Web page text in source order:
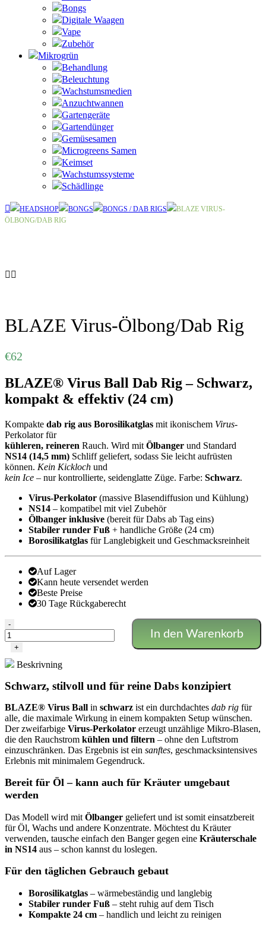
Bongs
Digitale Waagen
Vape
Zubehör
Mikrogrün
Behandlung
Beleuchtung
Wachstumsmedien
Anzuchtwannen
Gartengeräte
Gartendünger
Gemüsesamen
Microgreens Samen
Keimset
Wachstumssysteme
Schädlinge
HEADSHOP BONGS BONGS / DAB RIGS
BLAZE VIRUS-
ÖLBONG/DAB RIG
BLAZE Virus-Ölbong/Dab Rig
€62
BLAZE® Virus Ball Dab Rig – Schwarz,
kompakt & effektiv (24 cm)
Kompakte dab rig aus Borosilikatglas mit ikonischem Virus-
Perkolator für
kühleren, reineren Rauch. Wird mit Ölbanger und Standard
NS14 (14,5 mm) Schliff geliefert, sodass Sie leicht aufrüsten
können. Kein Kickloch und
kein Ice – nur kontrollierte, seidenglatte Züge. Farbe: Schwarz.
Virus-Perkolator (massive Blasendiffusion und Kühlung)
NS14 – kompatibel mit viel Zubehör
Ölbanger inklusive (bereit für Dabs ab Tag eins)
Stabiler runder Fuß + handliche Größe (24 cm)
Borosilikatglas für Langlebigkeit und Geschmacksreinheit
Auf Lager
Kann heute versendet werden
Beste Preise
30 Tage Rückgaberecht
BLAZE
Virus-
Ölbong/Dab
Menge
-
+
In den Warenkorb
Beskrivning
Schwarz, stilvoll und für reine Dabs konzipiert
BLAZE® Virus Ball in schwarz ist ein durchdachtes dab rig für
alle, die maximale Wirkung in einem kompakten Setup wünschen.
Der zweifarbige Virus-Perkolator erzeugt unzählige Mikro-Blasen,
die den Rauchstrom kühlen und filtern – ohne den Luftstrom
einzuschränken. Das Ergebnis ist ein sanftes, geschmacksintensives
Erlebnis mit minimalem Gegendruck.
Bereit für Öl – kann auch für Kräuter umgebaut
werden
Das Modell wird mit Ölbanger geliefert und ist somit einsatzbereit
für Öl, Wachs und andere Konzentrate. Möchtest du Kräuter
verwenden, tausche einfach den Banger gegen eine Kräuterschale
in NS14 aus – schon kannst du loslegen.
Für den täglichen Gebrauch gebaut
Borosilikatglas – wärmebeständig und langlebig
Stabiler runder Fuß – steht ruhig auf dem Tisch
Kompakte 24 cm – handlich und leicht zu reinigen